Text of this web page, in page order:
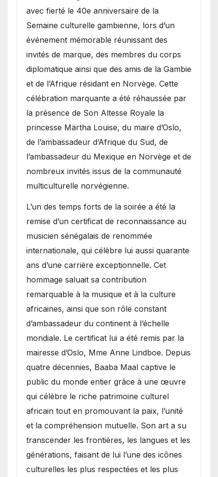
avec fierté le 40e anniversaire de la
Semaine culturelle gambienne, lors d’un
événement mémorable réunissant des
invités de marque, des membres du corps
diplomatique ainsi que des amis de la Gambie
et de l’Afrique résidant en Norvège. Cette
célébration marquante a été réhaussée par
la présence de Son Altesse Royale la
princesse Märtha Louise, du maire d’Oslo,
de l’ambassadeur d’Afrique du Sud, de
l’ambassadeur du Mexique en Norvège et de
nombreux invités issus de la communauté
multiculturelle norvégienne.
​L’un des temps forts de la soirée a été la
remise d’un certificat de reconnaissance au
musicien sénégalais de renommée
internationale, qui célèbre lui aussi quarante
ans d’une carrière exceptionnelle. Cet
hommage saluait sa contribution
remarquable à la musique et à la culture
africaines, ainsi que son rôle constant
d’ambassadeur du continent à l’échelle
mondiale. Le certificat lui a été remis par la
mairesse d’Oslo, Mme Anne Lindboe. Depuis
quatre décennies, Baaba Maal captive le
public du monde entier grâce à une œuvre
qui célèbre le riche patrimoine culturel
africain tout en promouvant la paix, l’unité
et la compréhension mutuelle. Son art a su
transcender les frontières, les langues et les
générations, faisant de lui l’une des icônes
culturelles les plus respectées et les plus